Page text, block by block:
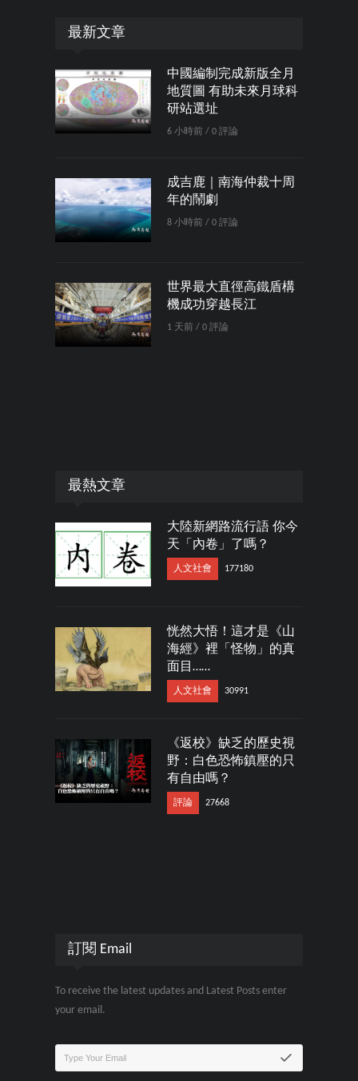
最新文章
中國編制完成新版全月
地質圖 有助未來月球科
研站選址
6 小時前 / 0 評論
成吉鹿｜南海仲裁十周
年的鬧劇
8 小時前 / 0 評論
世界最大直徑高鐵盾構
機成功穿越長江
1 天前 / 0 評論
最熱文章
大陸新網路流行語 你今
天「內卷」了嗎？
人文社會 177180
恍然大悟！這才是《山
海經》裡「怪物」的真
面目……
人文社會 30991
《返校》缺乏的歷史視
野：白色恐怖鎮壓的只
有自由嗎？
評論 27668
訂閱 Email
To receive the latest updates and Latest Posts enter
your email.